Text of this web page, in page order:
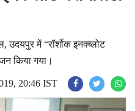
में “रॉर्शोक इनक्ब्लोट
किया गया।
20:46 IST